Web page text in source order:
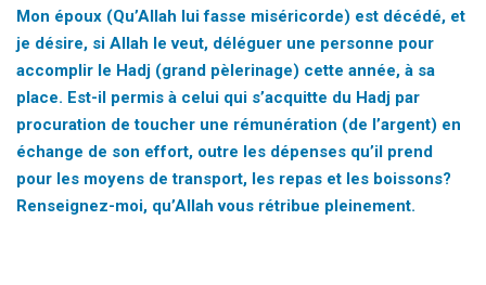
Mon époux (Qu’Allah lui fasse miséricorde) est décédé, et
je désire, si Allah le veut, déléguer une personne pour
accomplir le Hadj (grand pèlerinage) cette année, à sa
place. Est-il permis à celui qui s’acquitte du Hadj par
procuration de toucher une rémunération (de l’argent) en
échange de son effort, outre les dépenses qu’il prend
pour les moyens de transport, les repas et les boissons?
Renseignez-moi, qu’Allah vous rétribue pleinement.